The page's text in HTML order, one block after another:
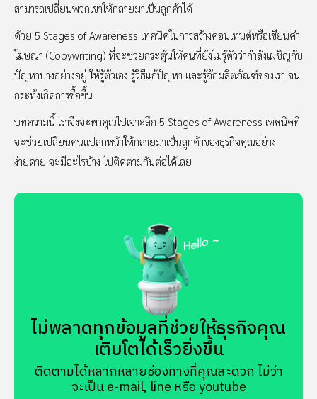
สามารถเปลี่ยนพวกเขาให้กลายมาเป็นลูกค้าได้
ด้วย 5 Stages of Awareness เทคนิคในการสร้างคอนเทนต์หรือเขียนคำ
โฆษณา (Copywriting) ที่จะช่วยกระตุ้นให้คนที่ยังไม่รู้ตัวว่ากำลังเผชิญกับ
ปัญหาบางอย่างอยู่ ให้รู้ตัวเอง รู้วิธีแก้ปัญหา และรู้จักผลิตภัณฑ์ของเรา จน
กระทั่งเกิดการซื้อขึ้น
บทความนี้ เราจึงจะพาคุณไปเจาะลึก 5 Stages of Awareness เทคนิคที่
จะช่วยเปลี่ยนคนแปลกหน้าให้กลายมาเป็นลูกค้าของธุรกิจคุณอย่าง
ง่ายดาย จะมีอะไรบ้าง ไปติดตามกันต่อได้เลย
ไม่พลาดทุกข้อมูลที่ช่วยให้ธุรกิจคุณ
เติบโตได้เร็วยิ่งขึ้น
ติดตามได้หลากหลายช่องทางที่คุณสะดวก ไม่ว่า
จะเป็น e-mail, line หรือ youtube